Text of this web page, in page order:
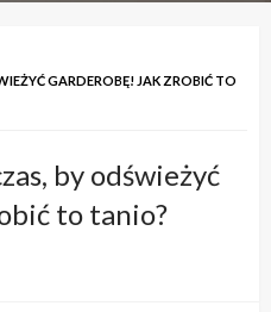
GARDEROBĘ! JAK ZROBIĆ TO
by odświeżyć
to tanio?